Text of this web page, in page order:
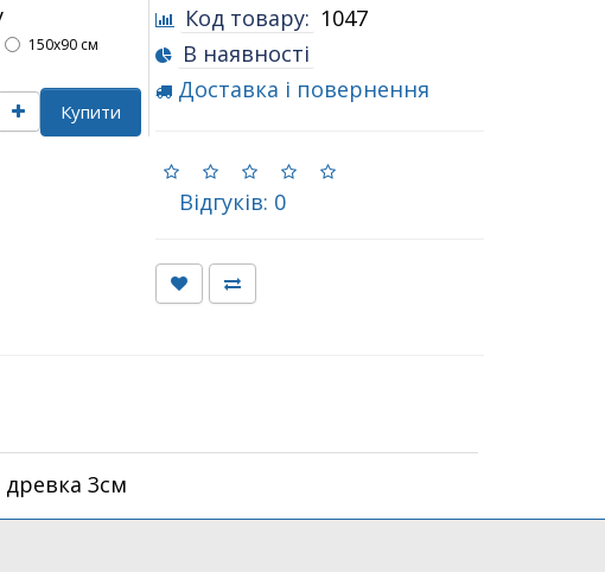
150х90 см
Купити
Код товару: 1047
В наявності
Доставка і повернення
Відгуків: 0
3см